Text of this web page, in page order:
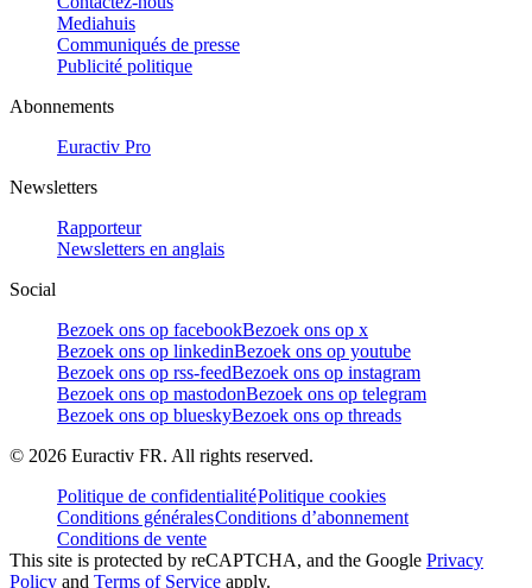
Mediahuis
Communiqués de presse
Publicité politique
Abonnements
Euractiv Pro
Newsletters
Rapporteur
Newsletters en anglais
Social
Bezoek ons op facebookBezoek ons op x
Bezoek ons op linkedinBezoek ons op youtube
Bezoek ons op rss-feedBezoek ons op instagram
Bezoek ons op mastodonBezoek ons op telegram
Bezoek ons op blueskyBezoek ons op threads
© 2026 Euractiv FR. All rights reserved.
Politique de confidentialitéPolitique cookies
Conditions généralesConditions d’abonnement
Conditions de vente
This site is protected by reCAPTCHA, and the Google Privacy
Policy and Terms of Service apply.